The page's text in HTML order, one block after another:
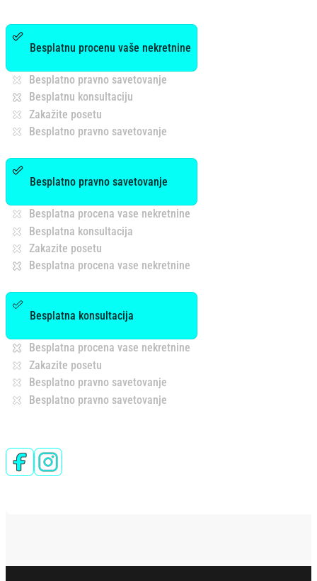
Besplatnu procenu vaše nekretnine
Besplatno pravno savetovanje
Besplatnu konsultaciju
Zakažite posetu
Besplatno pravno savetovanje
Besplatno pravno savetovanje
Besplatna procena vase nekretnine
Besplatna konsultacija
Zakazite posetu
Besplatna procena vase nekretnine
Besplatna konsultacija
Besplatna procena vase nekretnine
Zakazite posetu
Besplatno pravno savetovanje
Besplatno pravno savetovanje